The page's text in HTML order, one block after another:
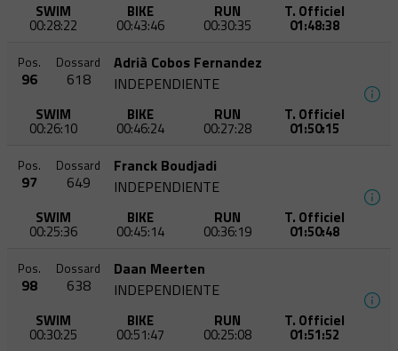
SWIM
00:28:22
BIKE
00:43:46
RUN
00:30:35
T. Officiel
01:48:38
Pos.
96
Dossard
618
Adrià Cobos Fernandez
INDEPENDIENTE
SWIM
00:26:10
BIKE
00:46:24
RUN
00:27:28
T. Officiel
01:50:15
Pos.
97
Dossard
649
Franck Boudjadi
INDEPENDIENTE
SWIM
00:25:36
BIKE
00:45:14
RUN
00:36:19
T. Officiel
01:50:48
Pos.
98
Dossard
638
Daan Meerten
INDEPENDIENTE
SWIM
00:30:25
BIKE
00:51:47
RUN
00:25:08
T. Officiel
01:51:52